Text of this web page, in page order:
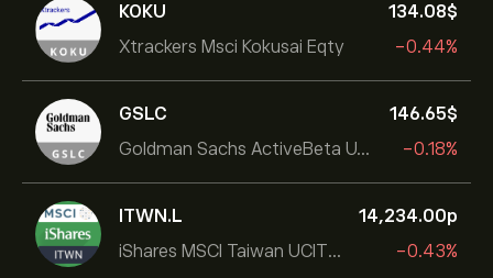
KOKU
Xtrackers Msci Kokusai Eqty
134.08‎$‎
-0.44%
GSLC
Goldman Sachs ActiveBeta U.S. Large Cap Equity ETF
146.65‎$‎
-0.18%
ITWN.L
iShares MSCI Taiwan UCITS ETF
14,234.00‎p‎
-0.43%